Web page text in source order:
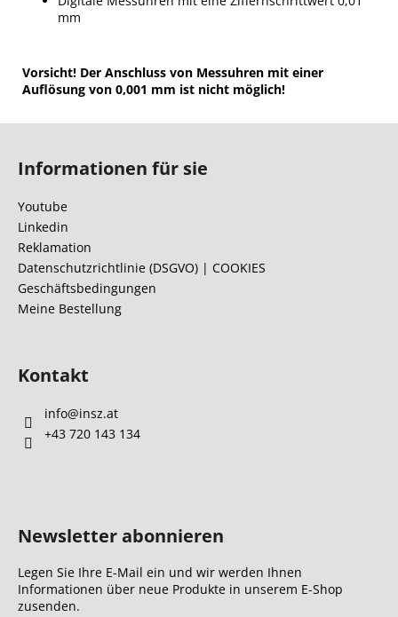
mm
Vorsicht! Der Anschluss von Messuhren mit einer
Auflösung von 0,001 mm ist nicht möglich!
Informationen für sie
Youtube
Linkedin
Reklamation
Datenschutzrichtlinie (DSGVO) | COOKIES
Geschäftsbedingungen
Meine Bestellung
Kontakt
info@insz.at
+43 720 143 134
Newsletter abonnieren
Legen Sie Ihre E-Mail ein und wir werden Ihnen
Informationen über neue Produkte in unserem E-Shop
zusenden.